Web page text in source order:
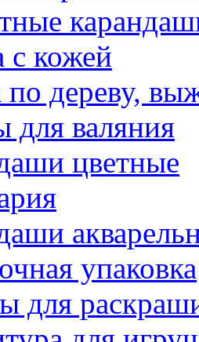
с кожей
по дереву,
для валяния
цветные
упаковка
для